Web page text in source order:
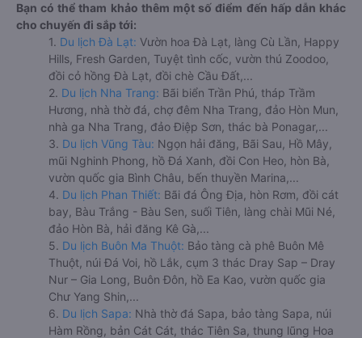
Bạn có thể tham khảo thêm một số điểm đến hấp dẫn khác
cho chuyến đi sắp tới:
1. Du lịch Đà Lạt: Vườn hoa Đà Lạt, làng Cù Lần, Happy
Hills, Fresh Garden, Tuyệt tình cốc, vườn thú Zoodoo,
đồi cỏ hồng Đà Lạt, đồi chè Cầu Đất,...
2. Du lịch Nha Trang: Bãi biển Trần Phú, tháp Trầm
Hương, nhà thờ đá, chợ đêm Nha Trang, đảo Hòn Mun,
nhà ga Nha Trang, đảo Điệp Sơn, thác bà Ponagar,...
3. Du lịch Vũng Tàu: Ngọn hải đăng, Bãi Sau, Hồ Mây,
mũi Nghinh Phong, hồ Đá Xanh, đồi Con Heo, hòn Bà,
vườn quốc gia Bình Châu, bến thuyền Marina,...
4. Du lịch Phan Thiết: Bãi đá Ông Địa, hòn Rơm, đồi cát
bay, Bàu Trắng - Bàu Sen, suối Tiên, làng chài Mũi Né,
đảo Hòn Bà, hải đăng Kê Gà,...
5. Du lịch Buôn Ma Thuột: Bảo tàng cà phê Buôn Mê
Thuột, núi Đá Voi, hồ Lắk, cụm 3 thác Dray Sap – Dray
Nur – Gia Long, Buôn Đôn, hồ Ea Kao, vườn quốc gia
Chư Yang Shin,...
6. Du lịch Sapa: Nhà thờ đá Sapa, bảo tàng Sapa, núi
Hàm Rồng, bản Cát Cát, thác Tiên Sa, thung lũng Hoa